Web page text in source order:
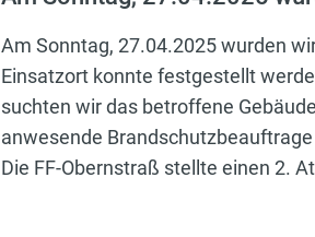
Am Sonntag, 27.04.2025 wurden
Einsatzort konnte festgestellt
suchten wir das betroffene
anwesende
Die FF-Obernstraß stellte einen 2.